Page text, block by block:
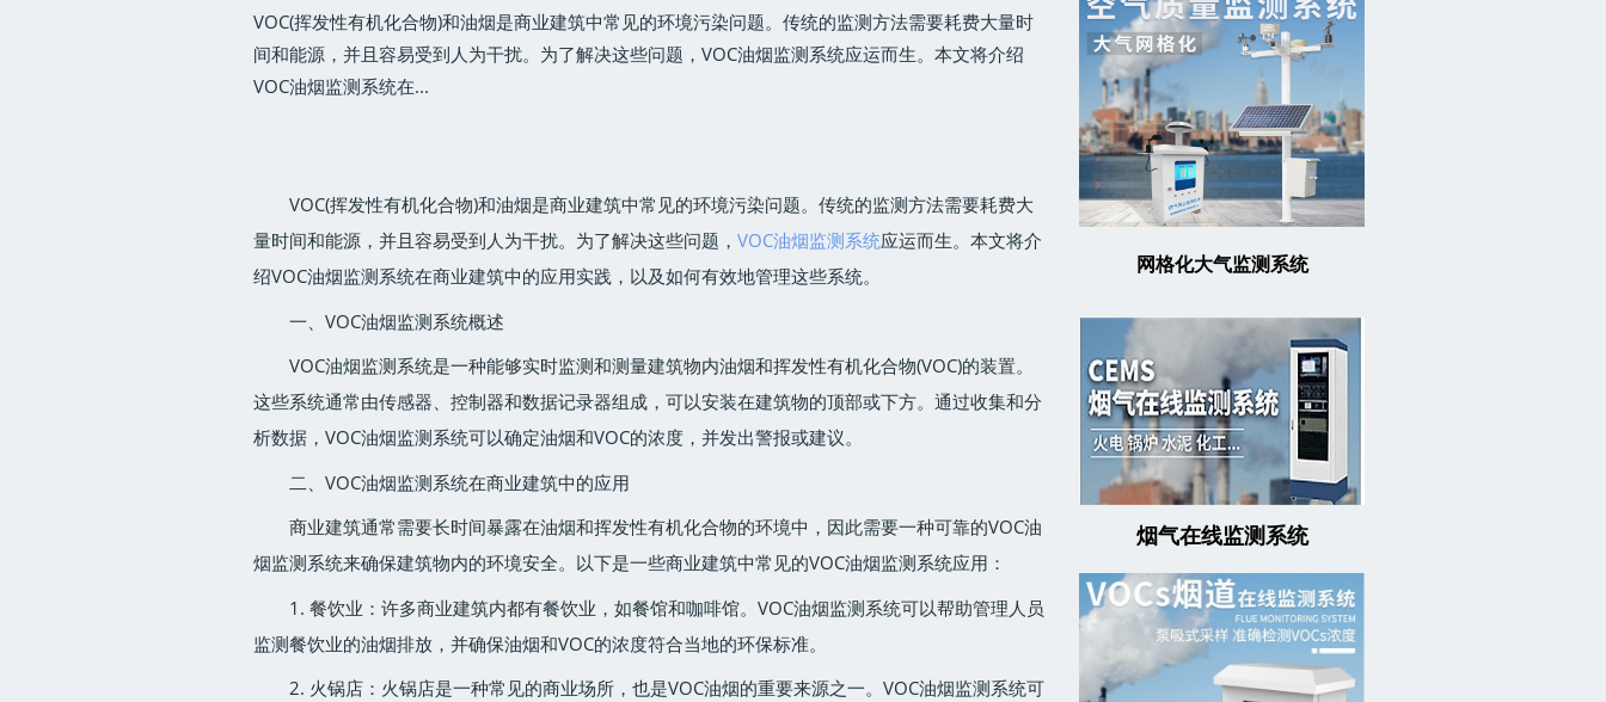
VOC(挥发性有机化合物)和油烟是商业建筑中常见的环境污染问题。传统的监测方法需要耗费大量时
间和能源，并且容易受到人为干扰。为了解决这些问题，VOC油烟监测系统应运而生。本文将介绍
VOC油烟监测系统在...
VOC(挥发性有机化合物)和油烟是商业建筑中常见的环境污染问题。传统的监测方法需要耗费大
量时间和能源，并且容易受到人为干扰。为了解决这些问题， VOC油烟监测系统应运而生。本文将介
绍VOC油烟监测系统在商业建筑中的应用实践，以及如何有效地管理这些系统。
一、VOC油烟监测系统概述
VOC油烟监测系统是一种能够实时监测和测量建筑物内油烟和挥发性有机化合物(VOC)的装置。
这些系统通常由传感器、控制器和数据记录器组成，可以安装在建筑物的顶部或下方。通过收集和分
析数据，VOC油烟监测系统可以确定油烟和VOC的浓度，并发出警报或建议。
二、VOC油烟监测系统在商业建筑中的应用
商业建筑通常需要长时间暴露在油烟和挥发性有机化合物的环境中，因此需要一种可靠的VOC油
烟监测系统来确保建筑物内的环境安全。以下是一些商业建筑中常见的VOC油烟监测系统应用：
1. 餐饮业：许多商业建筑内都有餐饮业，如餐馆和咖啡馆。VOC油烟监测系统可以帮助管理人员
监测餐饮业的油烟排放，并确保油烟和VOC的浓度符合当地的环保标准。
2. 火锅店：火锅店是一种常见的商业场所，也是VOC油烟的重要来源之一。VOC油烟监测系统可
网格化大气监测系统
烟气在线监测系统